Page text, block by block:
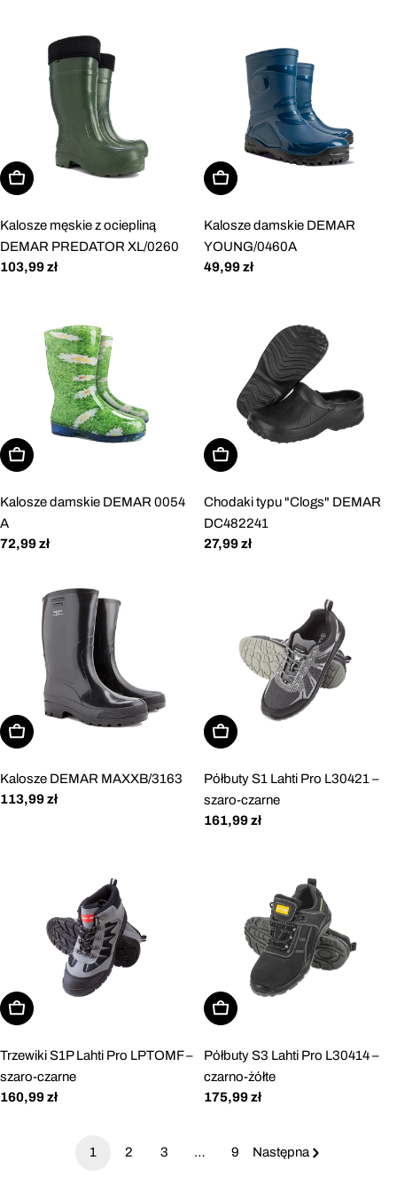
Wybierz opcje
Kalosze męskie z ociepliną
DEMAR PREDATOR XL/0260
Cena
103,99 zł
Wybierz opcje
Kalosze damskie DEMAR
YOUNG/0460A
Cena
49,99 zł
Wybierz opcje
Kalosze damskie DEMAR 0054
A
Cena
72,99 zł
Wybierz opcje
Chodaki typu "Clogs" DEMAR
DC482241
Cena
27,99 zł
Wybierz opcje
Kalosze DEMAR MAXXB/3163
Cena
113,99 zł
Wybierz opcje
Półbuty S1 Lahti Pro L30421 –
szaro-czarne
Cena
161,99 zł
Wybierz opcje
Trzewiki S1P Lahti Pro LPTOMF –
szaro-czarne
Cena
160,99 zł
Wybierz opcje
Półbuty S3 Lahti Pro L30414 –
czarno-żółte
Cena
175,99 zł
1 2 3 … 9 Następna